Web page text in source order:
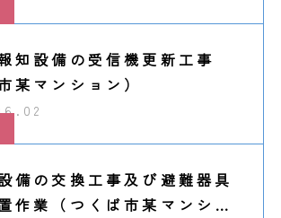
知設備の受信機更新工事
某マンション）
備の交換工事及び避難器具
作業（つくば市某マンショ